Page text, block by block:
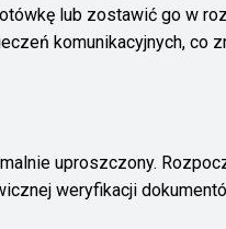
lub zostawić go w
komunikacyjnych, co
uproszczony.
weryfikacji